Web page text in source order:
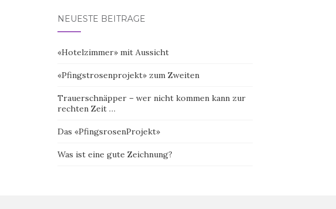
NEUESTE BEITRÄGE
«Hotelzimmer» mit Aussicht
«Pfingstrosenprojekt» zum Zweiten
Trauerschnäpper – wer nicht kommen kann zur
rechten Zeit …
Das «PfingsrosenProjekt»
Was ist eine gute Zeichnung?